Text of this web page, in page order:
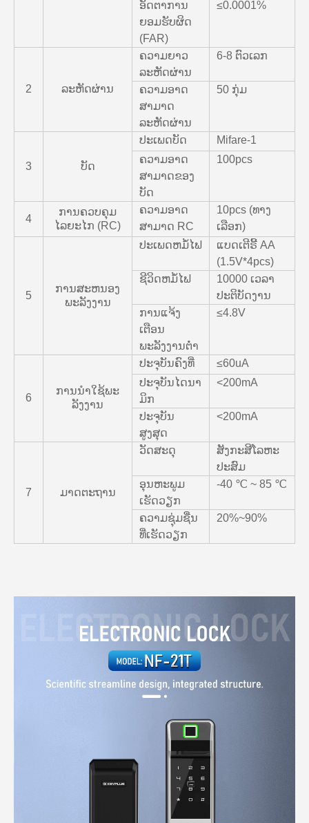
ອັດຕາການ
ຍອມຮັບຜິດ
(FAR)
≤0.0001%
2 ລະຫັດຜ່ານ
ຄວາມຍາວ
ລະຫັດຜ່ານ
6-8 ຕົວເລກ
ຄວາມອາດ
ສາມາດ
ລະຫັດຜ່ານ
50 ກຸ່ມ
3 ບັດ
ປະເພດບັດ
Mifare-1
ຄວາມອາດ
ສາມາດຂອງ
ບັດ
100pcs
4
ການຄວບຄຸມ
ໄລຍະໄກ (RC)
ຄວາມອາດ
ສາມາດ RC
10pcs (ທາງ
ເລືອກ)
5
ການສະຫນອງ
ພະລັງງານ
ປະເພດຫມໍ້ໄຟ
ແບດເຕີຣີ້ AA
(1.5V*4pcs)
ຊີວິດຫມໍ້ໄຟ
10000 ເວລາ
ປະຕິບັດງານ
ການແຈ້ງ
ເຕືອນ
ພະລັງງານຕໍ່າ
≤4.8V
6
ການ​ນໍາ​ໃຊ້​ພະ​
ລັງ​ງານ
ປະຈຸບັນຄົງທີ່
≤60uA
ປະຈຸບັນໄດນາ
ມິກ
<200mA
ປະຈຸບັນ
ສູງສຸດ
<200mA
7 ມາດຕະຖານ
ວັດສະດຸ
ສັງກະສີໂລຫະ
ປະສົມ
ອຸນຫະພູມ
ເຮັດວຽກ
-40 ℃ ~ 85 ℃​
ຄວາມຊຸ່ມຊື່ນ
ທີ່ເຮັດວຽກ
20%~90%